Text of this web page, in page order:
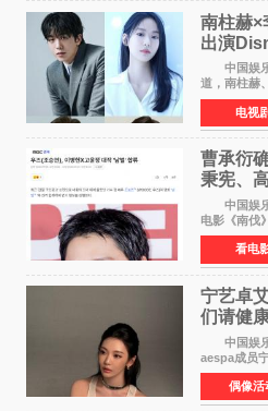
南柱赫×
出演
疑犯罪
中国娱乐
道，南柱赫
Disney+新
出，引发
剧，讲述了
电视剧
曹承衍
秉宪、
士团
中国娱乐
电影《南伐
息。通过歌
片中饰演拥
一历史动作
看电
宁艺卓
们​请健
中国娱乐
aespa成员
账号，正面
广泛关注
意到部分网
偶像活